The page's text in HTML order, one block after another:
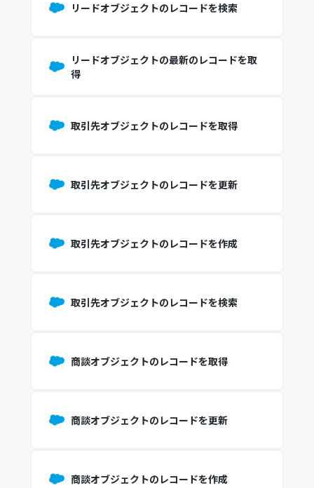
リードオブジェクトのレコードを検索
リードオブジェクトの最新のレコードを取
得
取引先オブジェクトのレコードを取得
取引先オブジェクトのレコードを更新
取引先オブジェクトのレコードを作成
取引先オブジェクトのレコードを検索
商談オブジェクトのレコードを取得
商談オブジェクトのレコードを更新
商談オブジェクトのレコードを作成